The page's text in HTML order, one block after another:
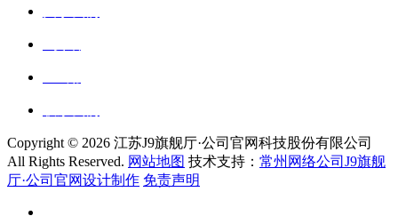
Copyright © 2026 江苏J9旗舰厅·公司官网科技股份有限公司
All Rights Reserved. 网站地图 技术支持： 常州网络公司J9旗舰
厅·公司官网设计制作 免责声明